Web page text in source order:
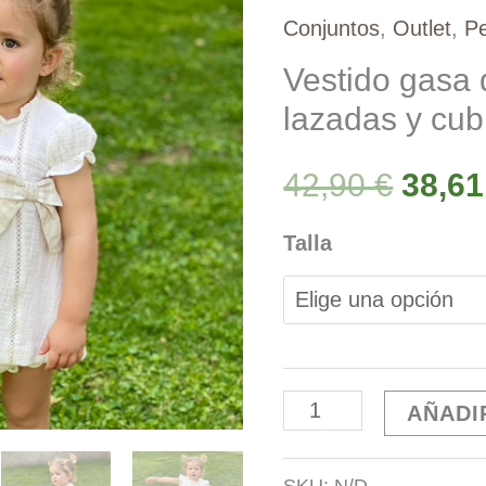
Conjuntos, Outlet,
Vestido gasa
lazadas y
42,90€ El
era:
Talla
Vestido